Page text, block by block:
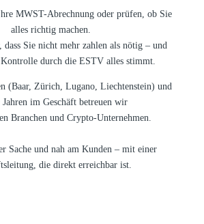
MWST-Abrechnung oder prüfen, ob Sie
alles richtig machen.
dass Sie nicht mehr zahlen als nötig – und
Kontrolle durch die ESTV alles stimmt.
(Baar, Zürich, Lugano, Liechtenstein) und
Jahren im Geschäft betreuen wir
Branchen und Crypto-Unternehmen.
Sache und nah am Kunden – mit einer
die direkt erreichbar ist.